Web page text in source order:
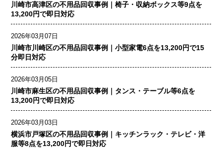
川崎市高津区の不用品回収事例｜椅子・収納ボックス等9点を
13,200円で即日対応
2026年03月07日
川崎市川崎区の不用品回収事例｜小型家電6点を13,200円で15
分即日対応
2026年03月05日
川崎市麻生区の不用品回収事例｜タンス・テーブル等6点を
13,200円で即日対応
2026年03月03日
横浜市戸塚区の不用品回収事例｜キッチンラック・テレビ・洋
服等8点を13,200円で即日対応